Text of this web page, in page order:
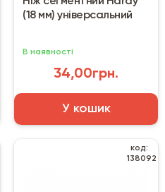
(18 мм) універсальний
В наявності
34,00грн.
У кошик
код:
138092